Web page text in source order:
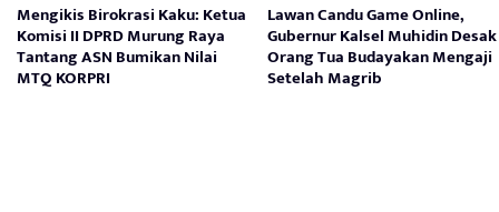
Mengikis Birokrasi Kaku: Ketua
Komisi II DPRD Murung Raya
Tantang ASN Bumikan Nilai
MTQ KORPRI
Lawan Candu Game Online,
Gubernur Kalsel Muhidin Desak
Orang Tua Budayakan Mengaji
Setelah Magrib